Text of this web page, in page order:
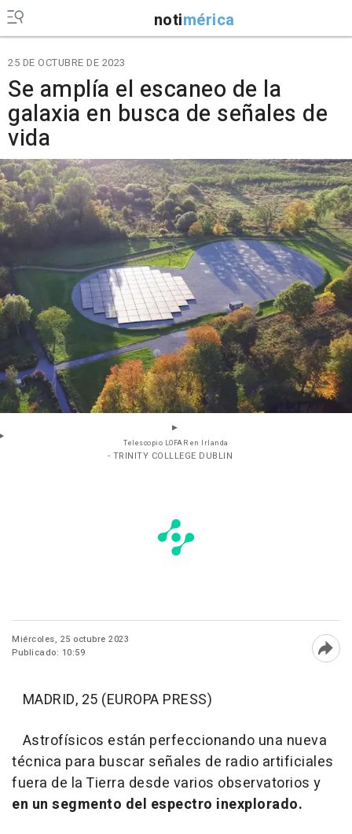
notimérica
25 DE OCTUBRE DE 2023
Se amplía el escaneo de la
galaxia en busca de señales de
vida
Telescopio LOFAR en Irlanda
- TRINITY COLLLEGE DUBLIN
Miércoles, 25 octubre 2023
Publicado: 10:59
MADRID, 25 (EUROPA PRESS)
Astrofísicos están perfeccionando una nueva
técnica para buscar señales de radio artificiales
fuera de la Tierra desde varios observatorios y
en un segmento del espectro inexplorado.